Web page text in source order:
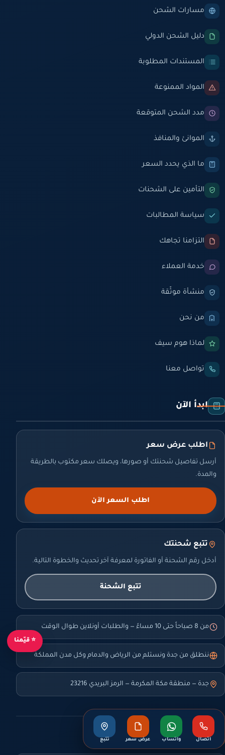
مسارات الشحن
دليل الشحن الدولي
المستندات المطلوبة
المواد الممنوعة
مدد الشحن المتوقعة
الموانئ والمنافذ
ما الذي يحدد السعر
التأمين على الشحنات
سياسة المطالبات
التزامنا تجاهك
خدمة العملاء
منشأة موثّقة
من نحن
لماذا هوم سيف
تواصل معنا
ابدأ الآن
اطلب عرض سعر
أرسل تفاصيل شحنتك أو صورها، ويصلك سعر مكتوب بالطريقة
والمدة.
اطلب السعر الآن
تتبع شحنتك
أدخل رقم الشحنة أو الفاتورة لمعرفة آخر تحديث والخطوة التالية.
تتبع الشحنة
من 8 صباحاً حتى 10 مساءً — والطلبات أونلاين طوال الوقت
ننطلق من جدة ونستلم من الرياض والدمام وكل مدن المملكة
جدة — منطقة مكة المكرمة — الرمز البريدي 23216
أدوات تعرّفك أساس التسعير
اتصال واتساب عرض سعر تتبع
⭐ قيّمنا